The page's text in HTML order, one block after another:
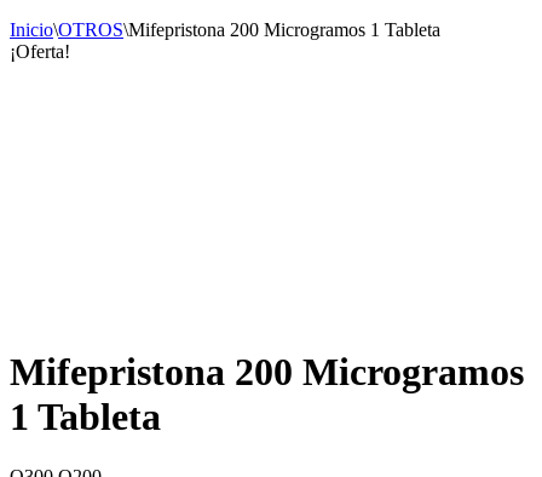
Inicio\OTROS\Mifepristona 200 Microgramos 1 Tableta
¡Oferta!
Mifepristona 200 Microgramos
1 Tableta